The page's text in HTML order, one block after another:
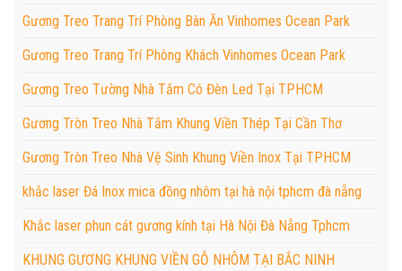
Gương Treo Trang Trí Phòng Bàn Ăn Vinhomes Ocean Park
Gương Treo Trang Trí Phòng Khách Vinhomes Ocean Park
Gương Treo Tường Nhà Tắm Có Đèn Led Tại TPHCM
Gương Tròn Treo Nhà Tắm Khung Viền Thép Tại Cần Thơ
Gương Tròn Treo Nhà Vệ Sinh Khung Viền Inox Tại TPHCM
khắc laser Đá Inox mica đồng nhôm tại hà nội tphcm đà nẵng
Khắc laser phun cát gương kính tại Hà Nội Đà Nẵng Tphcm
KHUNG GƯƠNG KHUNG VIỀN GỖ NHÔM TẠI BẮC NINH